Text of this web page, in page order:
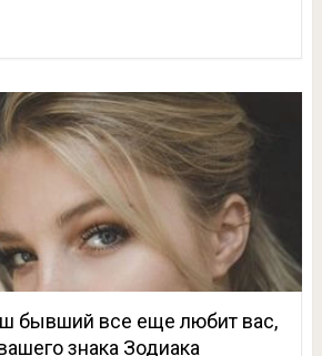
бывший все еще любит вас,
знака Зодиака